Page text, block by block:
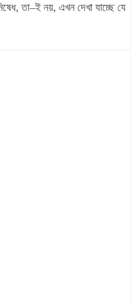
তা–ই নয়, এখন দেখা যাচ্ছে যে